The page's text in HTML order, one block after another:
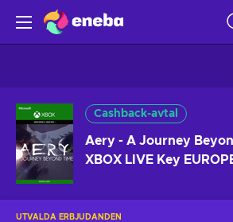
Cashback-avtal
Aery - A Journey
XBOX LIVE Key
UTVALDA ERBJUDANDEN